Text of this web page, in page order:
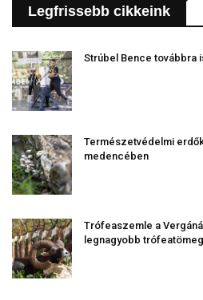
Legfrissebb cikkeink
Strúbel Bence továbbra
Természetvédelmi
medencében
Trófeaszemle a
legnagyobb